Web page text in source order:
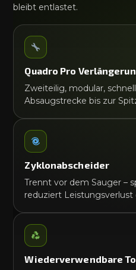
bleibt entlastet.
Quadro Pro
Zweiteilig, modular,
Absaugstrecke bis zur
Zyklonabscheider
Trennt vor dem Sauger –
reduziert
Wiederverwendbare